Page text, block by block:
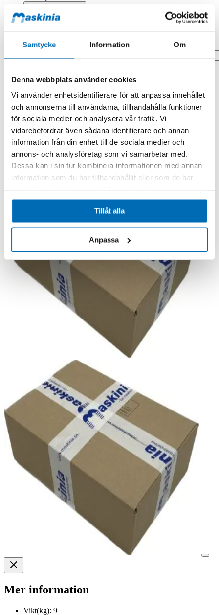
Samtycke Information Om
Denna webbplats använder cookies
Vi använder enhetsidentifierare för att anpassa innehållet
och annonserna till användarna, tillhandahålla funktioner
för sociala medier och analysera vår trafik. Vi
vidarebefordrar även sådana identifierare och annan
information från din enhet till de sociala medier och
annons- och analysföretag som vi samarbetar med.
Dessa kan i sin tur kombinera informationen med annan
information som du har tillhandahållit eller som de har
Tillåt alla
Anpassa
Profilprodukter
Search
Hem
Gear,ring
Produkten finns i följande kategorier:
Gear,ring
Mer information
Vikt(kg): 9